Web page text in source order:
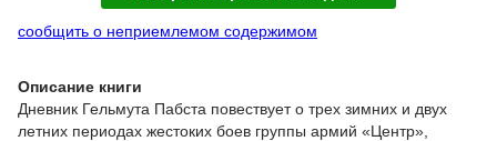
сообщить о неприемлемом содержимом
Описание книги
Дневник Гельмута Пабста повествует о трех зимних и двух
летних периодах жестоких боев группы армий «Центр»,